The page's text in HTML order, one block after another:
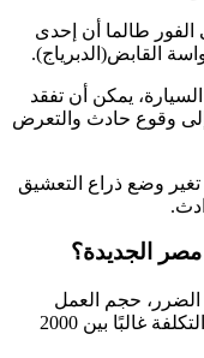
الفور طالما أن إحدى
القابض(الدبرياج).
يمكن أن تفقد
وقوع حادث والتعرض
تغير وضع ذراع التعشيق
الجديدة؟
حجم العمل
المطلوب، ونوع السيارة. في مصر، تتراوح التكلفة غالبًا بين 2000